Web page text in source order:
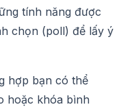
tính năng được
chọn (poll) để lấy ý
hợp bạn có thể
hoặc khóa bình